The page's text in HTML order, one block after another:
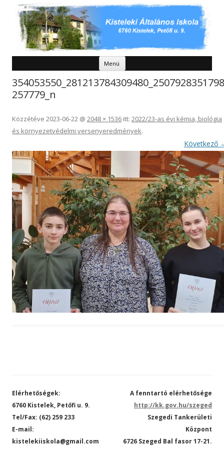
Menü Kilépés a tartalomba
354053550_281213784309480_2507928351798
257779_n
Közzétéve 2023-06-22 @ 2048 × 1536 itt: 2022/23-as évi kémia, biológia
és környezetvédelmi versenyeredmények.
Következő
Elérhetőségek:
6760 Kistelek, Petőfi u. 9.
Tel/Fax: (62) 259 233
E-mail:
kistelekiiskola@gmail.com
A fenntartó elérhetősége
http://kk.gov.hu/szeged
Szegedi Tankerületi
Központ
6726 Szeged Bal fasor 17-21.